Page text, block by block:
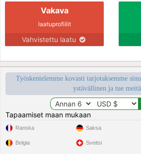
Vakava
laatuprofiilit
Vahvistettu laatu
Työskentelemme kovasti tarjotaksemme
ystävällinen ja tue meitä
Tapaamiset maan mukaan
Ranska
Belgia
Saksa
Sveitsi